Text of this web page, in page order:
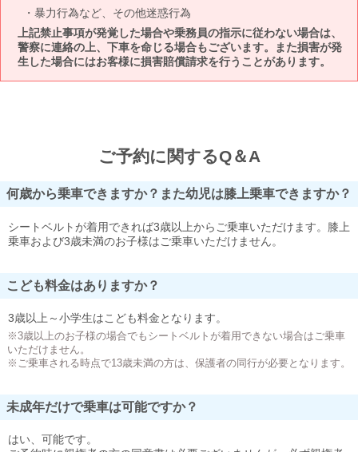
暴力行為など、その他迷惑行為
上記禁止事項が発覚した場合や乗務員の指示に従わない場合は、
警察に連絡の上、下車を命じる場合もございます。また損害が発
生した場合にはお客様に損害賠償請求を行うことがあります。
ご予約に関するQ＆A
何歳から乗車できますか？また幼児は膝上乗車できますか？
シートベルトが着用できれば3歳以上からご乗車いただけます。膝上
乗車および3歳未満のお子様はご乗車いただけません。
こども料金はありますか？
3歳以上～小学生はこども料金となります。
※3歳以上のお子様の場合でもシートベルトが着用できない場合はご乗車
いただけません。
※ご乗車される時点で13歳未満の方は、保護者の同行が必要となります。
未成年だけで乗車は可能ですか？
はい、可能です。